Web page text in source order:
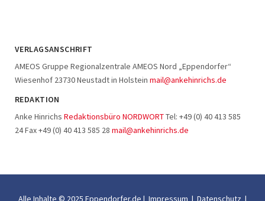
VERLAGSANSCHRIFT
AMEOS Gruppe Regionalzentrale AMEOS Nord „Eppendorfer“
Wiesenhof 23730 Neustadt in Holstein mail@ankehinrichs.de
REDAKTION
Anke Hinrichs Redaktionsbüro NORDWORTTel: +49 (0) 40 413 585
24 Fax +49 (0) 40 413 585 28 mail@ankehinrichs.de
Alle Inhalte © 2025 Eppendorfer.de | Impressum | Datenschutz |